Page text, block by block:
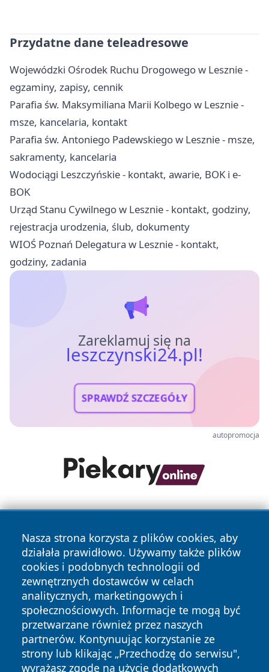
Przydatne dane teleadresowe
Wojewódzki Ośrodek Ruchu Drogowego w Lesznie -
egzaminy, zapisy, cennik
Parafia św. Maksymiliana Marii Kolbego w Lesznie -
msze, kancelaria, kontakt
Parafia św. Antoniego Padewskiego w Lesznie - msze,
sakramenty, kancelaria
Wodociągi Leszczyńskie - kontakt, awarie, BOK i e-
BOK
Urząd Stanu Cywilnego w Lesznie - kontakt, godziny,
rejestracja urodzenia, ślub, dokumenty
WIOŚ Poznań Delegatura w Lesznie - kontakt,
godziny, zadania
Zareklamuj się na
leszczynski24.pl!
SPRAWDŹ SZCZEGÓŁY
autopromocja
Nasza strona korzysta z plików cookies, aby
działała prawidłowo. Używamy także plików
cookies i podobnych technologii od
zewnętrznych dostawców w celach
analitycznych, marketingowych i
społecznościowych. Informacje te mogą być
przetwarzane również przez naszych
partnerów. Kontynuując korzystanie ze
strony lub klikając „Przechodzę do serwisu",
wyrażasz zgodę na użycie dodatkowych
Copyright © 2026 leszczynski24.pl Wszystkie prawa
zastrzeżone.
News Autorzy
Polityka
Prywatności
Polityka
Cookies